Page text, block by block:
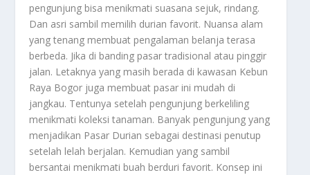
pengunjung bisa menikmati suasana sejuk, rindang.
Dan asri sambil memilih durian favorit. Nuansa alam
yang tenang membuat pengalaman belanja terasa
berbeda. Jika di banding pasar tradisional atau pinggir
jalan. Letaknya yang masih berada di kawasan Kebun
Raya Bogor juga membuat pasar ini mudah di
jangkau. Tentunya setelah pengunjung berkeliling
menikmati koleksi tanaman. Banyak pengunjung yang
menjadikan Pasar Durian sebagai destinasi penutup
setelah lelah berjalan. Kemudian yang sambil
bersantai menikmati buah berduri favorit. Konsep ini